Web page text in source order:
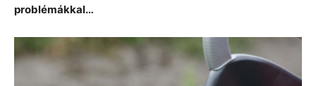
problémákkal…